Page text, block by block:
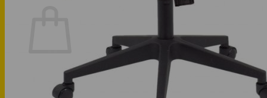
Chưa có sản phẩm trong giỏ hàng.
Quay trở lại cửa hàng